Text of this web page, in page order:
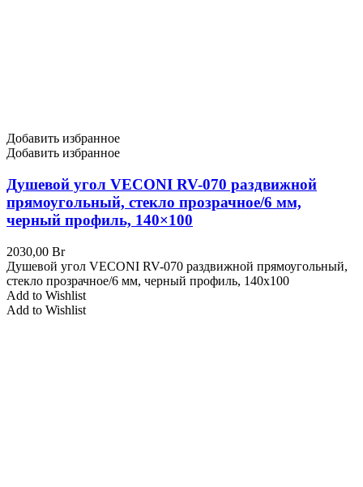
Добавить избранное
Добавить избранное
Душевой угол VECONI RV-070 раздвижной
прямоугольный, стекло прозрачное/6 мм,
черный профиль, 140×100
2030,00 Br
Душевой угол VECONI RV-070 раздвижной прямоугольный,
стекло прозрачное/6 мм, черный профиль, 140x100
Add to Wishlist
Add to Wishlist